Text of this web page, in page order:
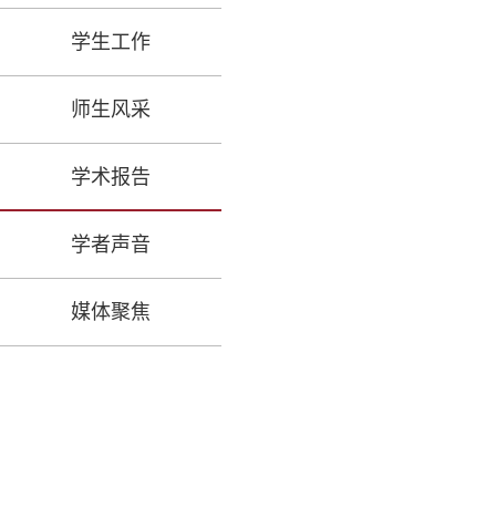
学生工作
师生风采
学术报告
学者声音
媒体聚焦